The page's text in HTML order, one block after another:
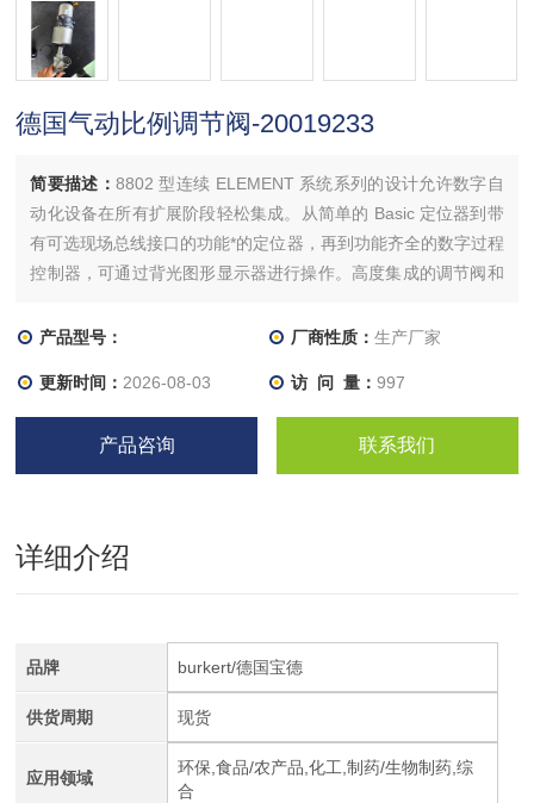
德国气动比例调节阀-20019233
简要描述：8802 型连续 ELEMENT 系统系列的设计允许数字自
动化设备在所有扩展阶段轻松集成。从简单的 Basic 定位器到带
有可选现场总线接口的功能*的定位器，再到功能齐全的数字过程
控制器，可通过背光图形显示器进行操作。高度集成的调节阀和
道，防护等级 IP65/67/NEMA 4X，耐化学性高。
产品型号： 厂商性质： 生产厂家
更新时间： 2026-08-03 访 问 量： 997
产品咨询 联系我们
详细介绍
品牌 burkert/德国宝德
供货周期 现货
应用领域
环保,食品/农产品,化工,制药/生物制药,综
合